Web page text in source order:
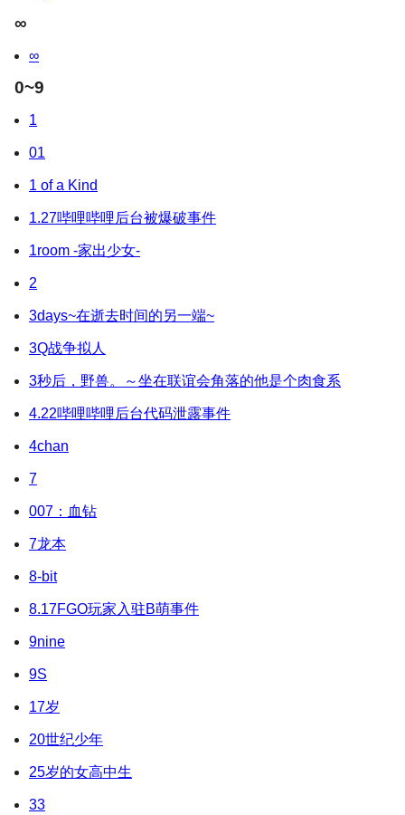
∞
∞
0~9
1
01
1 of a Kind
1.27哔哩哔哩后台被爆破事件
1room -家出少女-
2
3days~在逝去时间的另一端~
3Q战争拟人
3秒后，野兽。～坐在联谊会角落的他是个肉食系
4.22哔哩哔哩后台代码泄露事件
4chan
7
007：血钻
7龙本
8-bit
8.17FGO玩家入驻B萌事件
9nine
9S
17岁
20世纪少年
25岁的女高中生
33